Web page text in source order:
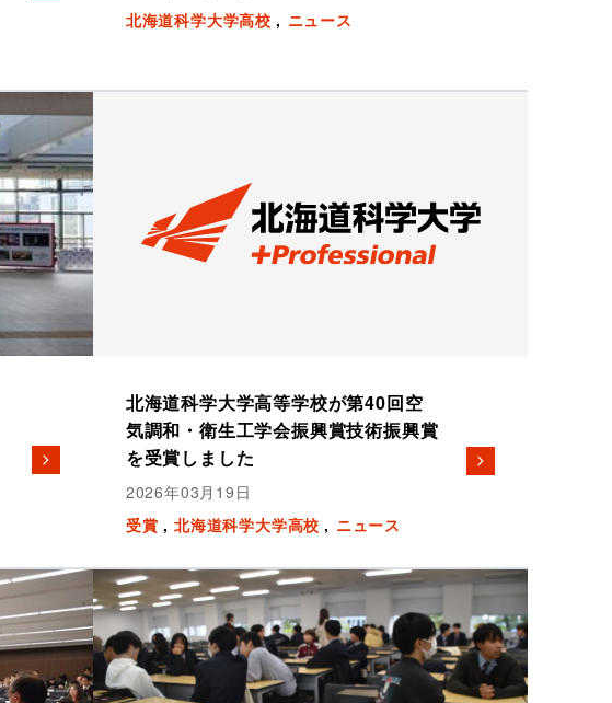
北海道科学大学高校
ニュース
北海道科学大学高等学校が第40回空
気調和・衛生工学会振興賞技術振興賞
を受賞しました
2026年03月19日
受賞
北海道科学大学高校 ニュース